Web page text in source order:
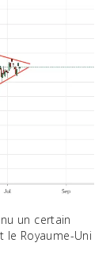
un certain
le Royaume-Uni